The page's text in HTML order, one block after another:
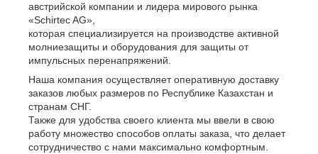
австрийской компании и лидера мирового рынка
«Schirtec AG»,
которая специализируется на производстве активной
молниезащиты и оборудования для защиты от
импульсных перенапряжений.
Наша компания осуществляет оперативную доставку
заказов любых размеров по Республике Казахстан и
странам СНГ.
Также для удобства своего клиента мы ввели в свою
работу множество способов оплаты заказа, что делает
сотрудничество с нами максимально комфортным.